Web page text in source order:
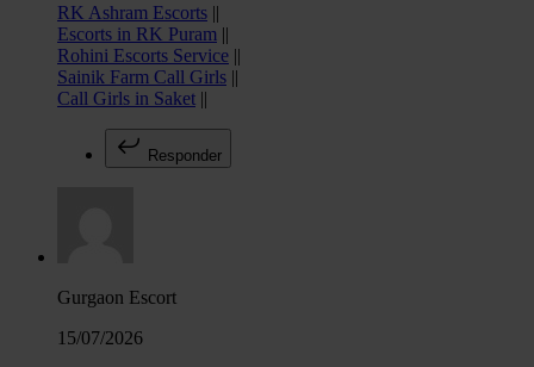
RK Ashram Escorts ||
Escorts in RK Puram ||
Rohini Escorts Service ||
Sainik Farm Call Girls ||
Call Girls in Saket ||
Responder
Gurgaon Escort
15/07/2026